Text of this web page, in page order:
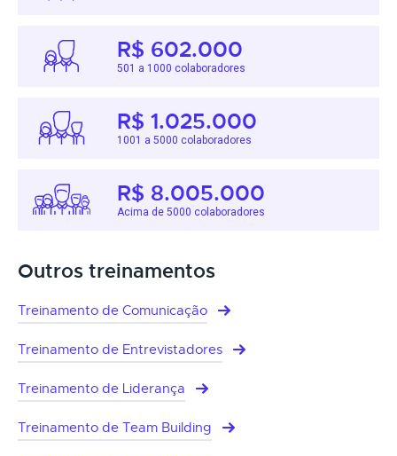
R$ 602.000
501 a 1000 colaboradores
R$ 1.025.000
1001 a 5000 colaboradores
R$ 8.005.000
Acima de 5000 colaboradores
Outros treinamentos
Treinamento de Comunicação
Treinamento de Entrevistadores
Treinamento de Liderança
Treinamento de Team Building